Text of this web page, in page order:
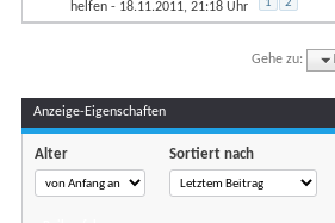
helfen - 18.11.2011, 21:18 Uhr 1 2
Gehe zu:
Anzeige-Eigenschaften
Alter Sortiert nach